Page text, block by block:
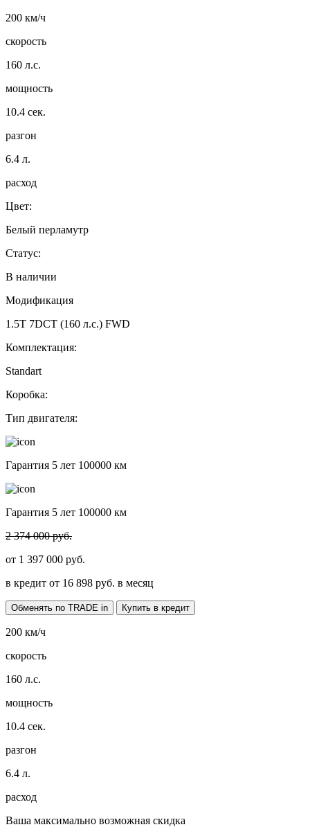
200 км/ч
скорость
160 л.с.
мощность
10.4 сек.
разгон
6.4 л.
расход
Цвет:
Белый перламутр
Статус:
В наличии
Модификация
1.5T 7DCT (160 л.с.) FWD
Комплектация:
Standart
Коробка:
Тип двигателя:
Гарантия 5 лет 100000 км
Гарантия 5 лет 100000 км
2 374 000 руб.
от 1 397 000 руб.
в кредит от 16 898 руб. в месяц
Обменять по TRADE in Купить в кредит
200 км/ч
скорость
160 л.с.
мощность
10.4 сек.
разгон
6.4 л.
расход
Ваша максимально возможная скидка